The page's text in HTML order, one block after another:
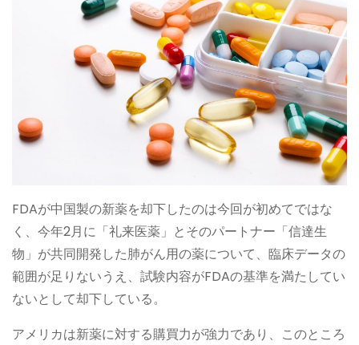
FDAが中国製の新薬を却下したのは今回が初めてではな
く、今年2月に「礼来医薬」とそのパートナー「信達生
物」が共同開発した肺がん用の薬について、臨床データの
範囲が足りないうえ、試験内容がFDAの基準を満たしてい
ないとして却下している。
アメリカは新薬に対する購買力が強力であり、このところ